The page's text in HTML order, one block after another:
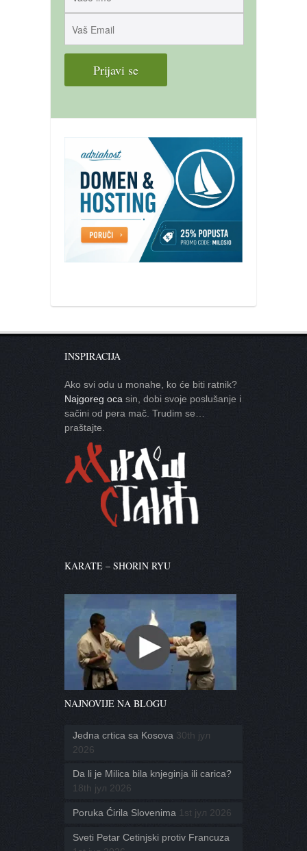
INSPIRACIJA
Ako svi odu u monahe, ko će biti ratnik?
Najgoreg oca sin, dobi svoje poslušanje i
sačini od pera mač. Trudim se…
praštajte.
KARATE – SHORIN RYU
NAJNOVIJE NA BLOGU
Jedna crtica sa Kosova 30th јул
2026
Da li je Milica bila knjeginja ili carica?
18th јул 2026
Poruka Ćirila Slovenima 1st јул 2026
Sveti Petar Cetinjski protiv Francuza